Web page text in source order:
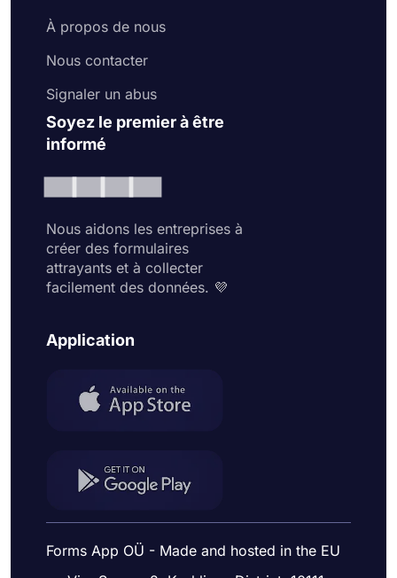
À propos de nous
Nous contacter
Signaler un abus
Soyez le premier à être
informé
Nous aidons les entreprises à
créer des formulaires
attrayants et à collecter
facilement des données. 💜
Application
Forms App OÜ - Made and hosted in the EU